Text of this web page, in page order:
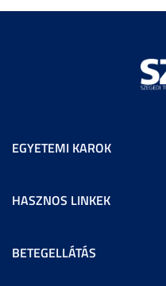
EGYETEMI KAROK
HASZNOS LINKEK
BETEGELLÁTÁS